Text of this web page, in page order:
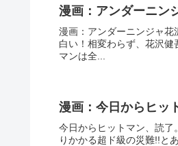
漫画：アンダーニン
漫画：アンダーニンジャ
白い！相変わらず、花沢
マンは全...
漫画：今日からヒッ
今日からヒットマン、読了
りかかる超ド級の災難!!と